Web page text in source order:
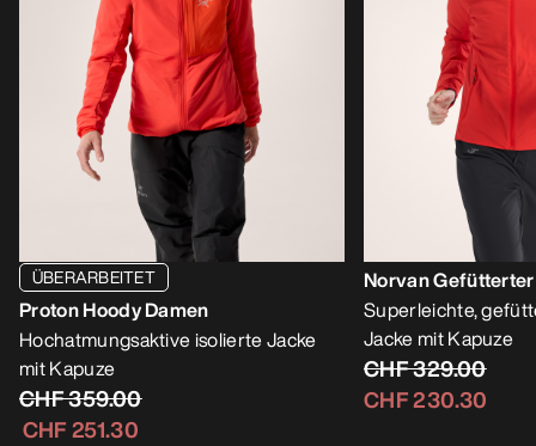
ÜBERARBEITET
Proton Hoody Damen
Hochatmungsaktive isolierte Jacke
mit Kapuze
CHF 359.00
CHF 251.30
Norvan
Superleichte,
Jacke mit Kapuze
CHF 329.00
CHF 230.30